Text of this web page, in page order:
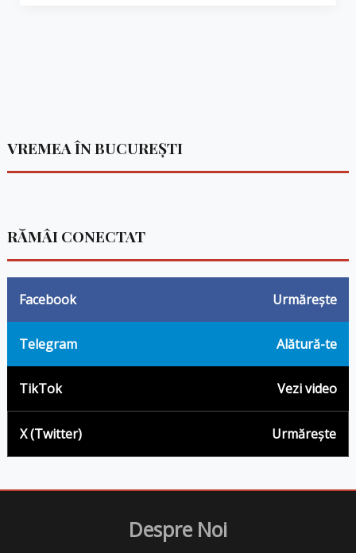
VREMEA ÎN BUCUREȘTI
RĂMÂI CONECTAT
Facebook Urmărește
Telegram Alătură-te
TikTok Vezi video
X (Twitter) Urmărește
Despre Noi